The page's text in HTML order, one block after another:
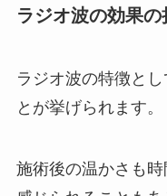
ラジオ波の効果の
ラジオ波の特徴と
とが挙げられます。
施術後の温かさも